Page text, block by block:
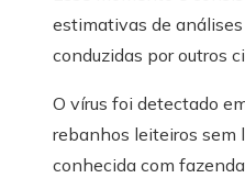
estimativas de
conduzidas por outros
O vírus foi detectado
rebanhos leiteiros sem
conhecida com